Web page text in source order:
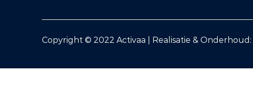
Copyright © 2022 Activaa | Realisatie & Onderhoud: